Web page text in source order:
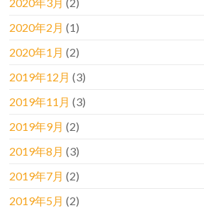
2020年2月 (1)
2020年1月 (2)
2019年12月 (3)
2019年11月 (3)
2019年9月 (2)
2019年8月 (3)
2019年7月 (2)
2019年5月 (2)